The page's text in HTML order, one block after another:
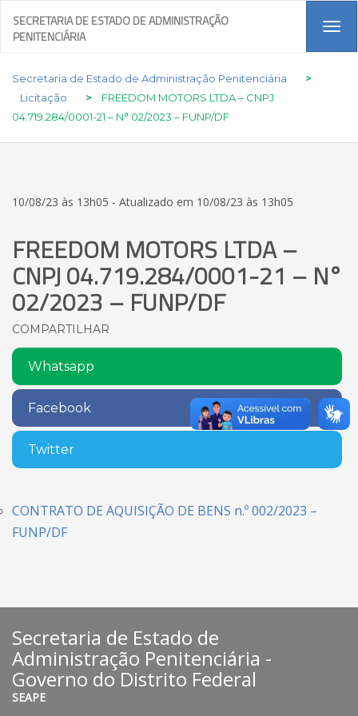
SECRETARIA DE ESTADO DE ADMINISTRAÇÃO
PENITENCIÁRIA
Secretaria de Estado de Administração Penitenciária
>
Licitação
>
FREEDOM MOTORS LTDA – CNPJ
04.719.284/0001-21 – N° 02/2023 – FUNP/DF
10/08/23 às 13h05 - Atualizado em 10/08/23 às 13h05
FREEDOM MOTORS LTDA –
CNPJ 04.719.284/0001-21 – N°
02/2023 – FUNP/DF
COMPARTILHAR
Whatsapp
Facebook
Twitter
CONTRATO DE AQUISIÇÃO DE BENS n.º 002/2023 –
FUNP/DF
Secretaria de Estado de
Administração Penitenciária -
Governo do Distrito Federal
SEAPE